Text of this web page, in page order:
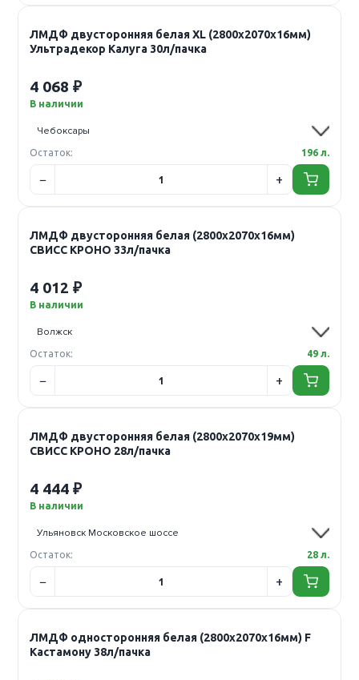
ЛМДФ двусторонняя белая XL (2800х2070х16мм)
Ультрадекор Калуга 30л/пачка
4 068 ₽
В наличии
Остаток: 196 л.
ЛМДФ двусторонняя белая (2800х2070х16мм)
СВИСС КРОНО 33л/пачка
4 012 ₽
В наличии
Остаток: 49 л.
ЛМДФ двусторонняя белая (2800х2070х19мм)
СВИСС КРОНО 28л/пачка
4 444 ₽
В наличии
Остаток: 28 л.
ЛМДФ односторонняя белая (2800х2070х16мм) F
Кастамону 38л/пачка